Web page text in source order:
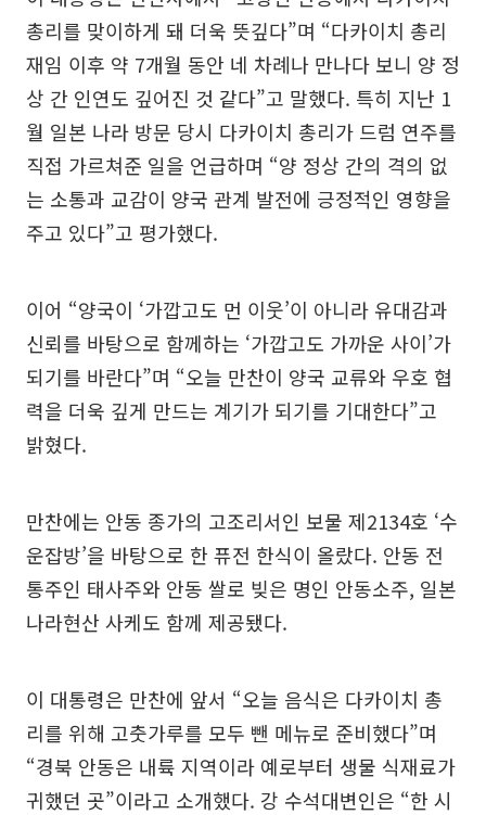
총리를 맞이하게 돼 더욱 뜻깊다”며 “다카이치 총리
재임 이후 약 7개월 동안 네 차례나 만나다 보니 양 정
상 간 인연도 깊어진 것 같다”고 말했다. 특히 지난 1
월 일본 나라 방문 당시 다카이치 총리가 드럼 연주를
직접 가르쳐준 일을 언급하며 “양 정상 간의 격의 없
는 소통과 교감이 양국 관계 발전에 긍정적인 영향을
주고 있다”고 평가했다.
이어 “양국이 ‘가깝고도 먼 이웃’이 아니라 유대감과
신뢰를 바탕으로 함께하는 ‘가깝고도 가까운 사이’가
되기를 바란다”며 “오늘 만찬이 양국 교류와 우호 협
력을 더욱 깊게 만드는 계기가 되기를 기대한다”고
밝혔다.
만찬에는 안동 종가의 고조리서인 보물 제2134호 ‘수
운잡방’을 바탕으로 한 퓨전 한식이 올랐다. 안동 전
통주인 태사주와 안동 쌀로 빚은 명인 안동소주, 일본
나라현산 사케도 함께 제공됐다.
이 대통령은 만찬에 앞서 “오늘 음식은 다카이치 총
리를 위해 고춧가루를 모두 뺀 메뉴로 준비했다”며
“경북 안동은 내륙 지역이라 예로부터 생물 식재료가
귀했던 곳”이라고 소개했다. 강 수석대변인은 “한 시